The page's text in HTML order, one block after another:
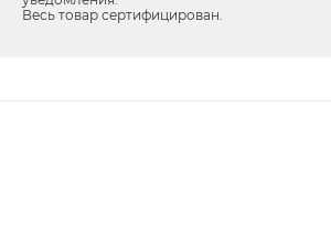
Весь товар сертифицирован.